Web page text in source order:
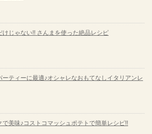
けじゃない!! さんまを使った絶品レシピ
ーティーに最適♪オシャレなおもてなしイタリアンレ
で美味♪コストコマッシュポテトで簡単レシピ!!